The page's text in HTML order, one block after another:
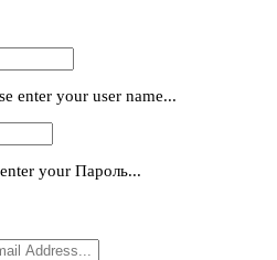
enter your user name...
your Пароль...